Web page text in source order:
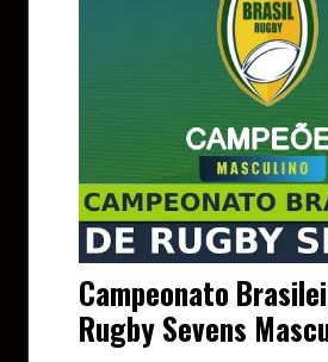
Campeonato
Rugby Sevens